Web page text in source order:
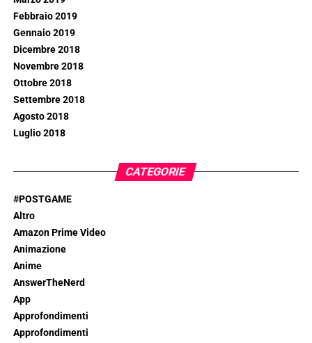
Febbraio 2019
Gennaio 2019
Dicembre 2018
Novembre 2018
Ottobre 2018
Settembre 2018
Agosto 2018
Luglio 2018
CATEGORIE
#POSTGAME
Altro
Amazon Prime Video
Animazione
Anime
AnswerTheNerd
App
Approfondimenti
Approfondimenti